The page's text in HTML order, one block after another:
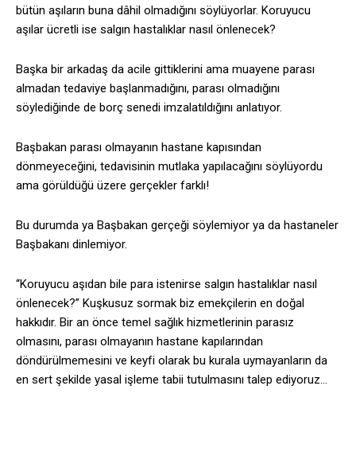
bütün aşıların buna dâhil olmadığını söylüyorlar. Koruyucu
aşılar ücretli ise salgın hastalıklar nasıl önlenecek?
Başka bir arkadaş da acile gittiklerini ama muayene parası
almadan tedaviye başlanmadığını, parası olmadığını
söylediğinde de borç senedi imzalatıldığını anlatıyor.
Başbakan parası olmayanın hastane kapısından
dönmeyeceğini, tedavisinin mutlaka yapılacağını söylüyordu
ama görüldüğü üzere gerçekler farklı!
Bu durumda ya Başbakan gerçeği söylemiyor ya da hastaneler
Başbakanı dinlemiyor.
“Koruyucu aşıdan bile para istenirse salgın hastalıklar nasıl
önlenecek?” Kuşkusuz sormak biz emekçilerin en doğal
hakkıdır. Bir an önce temel sağlık hizmetlerinin parasız
olmasını, parası olmayanın hastane kapılarından
döndürülmemesini ve keyfi olarak bu kurala uymayanların da
en sert şekilde yasal işleme tabii tutulmasını talep ediyoruz…